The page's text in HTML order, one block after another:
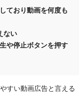
ており動画を何度も
ない
や停止ボタンを押す
すい動画広告と言える